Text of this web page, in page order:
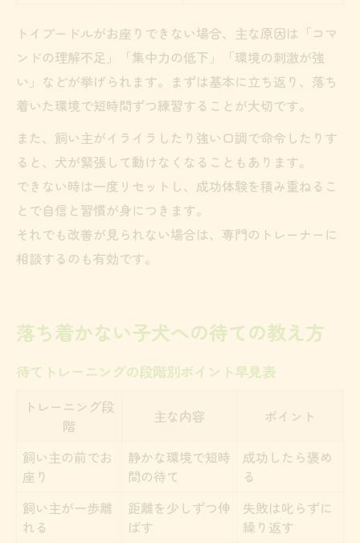
トイプードルがお座りできない場合、主な原因は「コマ
ンドの理解不足」「集中力の低下」「環境の刺激が強
い」などが挙げられます。まずは基本に立ち返り、落ち
着いた環境で短時間ずつ練習することが大切です。
また、飼い主がイライラしたり強い口調で命令したりす
ると、犬が緊張して動けなくなることもあります。
できない時は一度リセットし、成功体験を積み重ねるこ
とで自信と習慣が身につきます。
それでも改善が見られない場合は、専門のトレーナーに
相談するのも有効です。
落ち着かない子犬への待ての教え方
待てトレーニングの段階別ポイント早見表
トレーニング段
階
主な内容 ポイント
飼い主の前でお
座り
静かな環境で短時
間の待て
成功したら褒め
る
飼い主が一歩離
れる
距離を少しずつ伸
ばす
失敗は叱らずに
繰り返す